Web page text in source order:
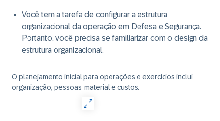
Você tem a tarefa de configurar a estrutura
organizacional da operação em Defesa e Segurança.
Portanto, você precisa se familiarizar com o design da
estrutura organizacional.
O planejamento inicial para operações e exercícios inclui
organização, pessoas, material e custos.